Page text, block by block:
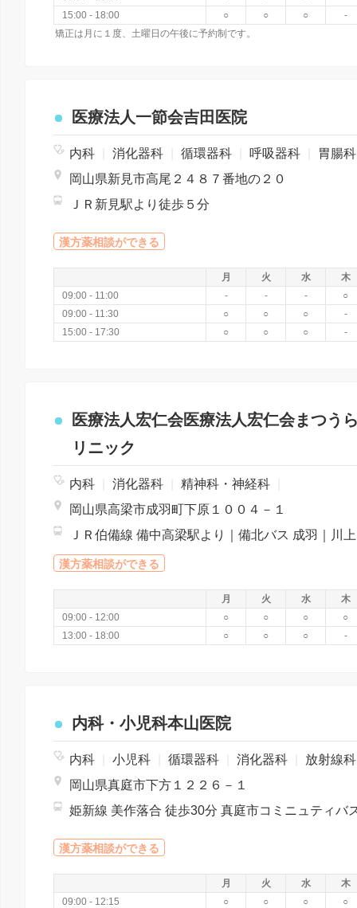
15:00 - 18:00
○ ○ ○
-
矯正は月に１度、土曜日の午後に予約制です。
医療法人一節会吉田医院
内科 消化器科 循環器科 呼吸器科
胃腸
岡山県新見市高尾２４８７番地の２０
ＪＲ新見駅より徒歩５分
漢方薬相談ができる
月 火 水
木
09:00 - 11:00
- - -
○
09:00 - 11:30
○ ○ ○
-
15:00 - 17:30
○ ○ ○ -
医療法人宏仁会医療法人宏仁会まつう
リニック
内科 消化器科 精神科・神経科
岡山県高梁市成羽町下原１００４－１
漢方薬相談ができる
月 火 水
木
09:00 - 12:00
○ ○ ○
○
13:00 - 18:00
○ ○ ○ -
内科・小児科本山医院
内科 小児科 循環器科 消化器科
放射線
岡山県真庭市下方１２２６－１
漢方薬相談ができる
月 火 水
木
09:00 - 12:15
○ ○ ○
○